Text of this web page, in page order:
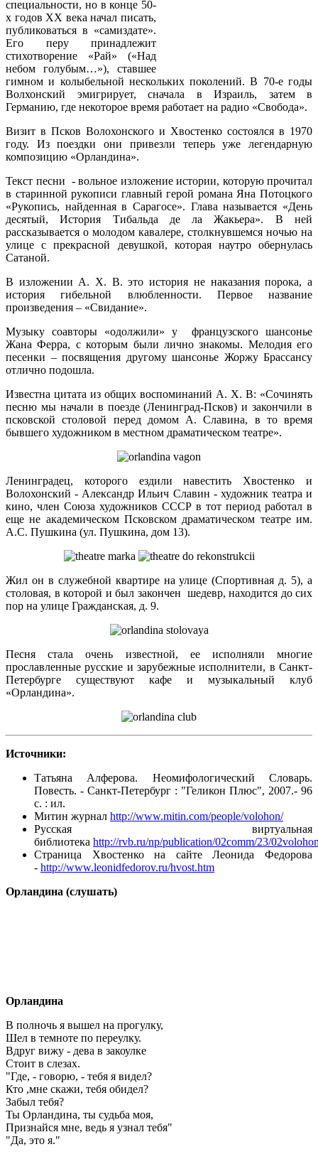
специальности, но в конце 50-
х годов XX века начал писать,
публиковаться в «самиздате».
Его перу принадлежит
стихотворение «Рай» («Над
небом голубым…»), ставшее
гимном и колыбельной нескольких поколений. В 70-е годы
Волхонский эмигрирует, сначала в Израиль, затем в
Германию, где некоторое время работает на радио «Свобода».
Визит в Псков Волохонского и Хвостенко состоялся в 1970
году. Из поездки они привезли теперь уже легендарную
композицию «Орландина».
Текст песни - вольное изложение истории, которую прочитал
в старинной рукописи главный герой романа Яна Потоцкого
«Рукопись, найденная в Сарагосе». Глава называется «День
десятый, История Тибальда де ла Жакьера». В ней
рассказывается о молодом кавалере, столкнувшемся ночью на
улице с прекрасной девушкой, которая наутро обернулась
Сатаной.
В изложении А. Х. В. это история не наказания порока, а
история гибельной влюбленности. Первое название
произведения – «Свидание».
Музыку соавторы «одолжили» у французского шансонье
Жана Ферра, с которым были лично знакомы. Мелодия его
песенки – посвящения другому шансонье Жоржу Брассансу
отлично подошла.
Известна цитата из общих воспоминаний А. Х. В: «Сочинять
песню мы начали в поезде (Ленинград-Псков) и закончили в
псковской столовой перед домом А. Славина, в то время
бывшего художником в местном драматическом театре».
Ленинградец, которого ездили навестить Хвостенко и
Волохонский - Александр Ильич Славин - художник театра и
кино, член Союза художников СССР в тот период работал в
еще не академическом Псковском драматическом театре им.
А.С. Пушкина (ул. Пушкина, дом 13).
Жил он в служебной квартире на улице (Спортивная д. 5), а
столовая, в которой и был закончен шедевр, находится до сих
пор на улице Гражданская, д. 9.
Песня стала очень известной, ее исполняли многие
прославленные русские и зарубежные исполнители, в Санкт-
Петербурге существуют кафе и музыкальный клуб
«Орландина».
Источники:
Татьяна Алферова. Неомифологический Словарь.
Повесть. - Санкт-Петербург : "Геликон Плюс", 2007.- 96
с. : ил.
Митин журнал http://www.mitin.com/people/volohon/
Русская виртуальная
библиотека http://rvb.ru/np/publication/02comm/23/
Страница Хвостенко на сайте Леонида Федорова
- http://www.leonidfedorov.ru/hvost.htm
Орландина (слушать)
Орландина
В полночь я вышел на прогулку,
Шел в темноте по переулку.
Вдруг вижу - дева в закоулке
Стоит в слезах.
"Где, - говорю, - тебя я видел?
Кто ,мне скажи, тебя обидел?
Забыл тебя?
Ты Орландина, ты судьба моя,
Признайся мне, ведь я узнал тебя"
"Да, это я."